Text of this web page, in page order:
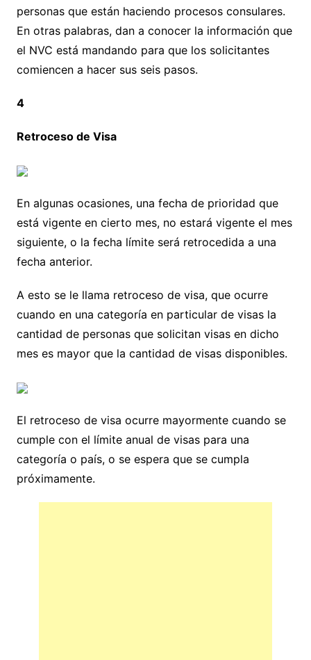
personas que están haciendo procesos consulares.
En otras palabras, dan a conocer la información que
el NVC está mandando para que los solicitantes
comiencen a hacer sus seis pasos.
4
Retroceso de Visa
En algunas ocasiones, una fecha de prioridad que
está vigente en cierto mes, no estará vigente el mes
siguiente, o la fecha límite será retrocedida a una
fecha anterior.
A esto se le llama retroceso de visa, que ocurre
cuando en una categoría en particular de visas la
cantidad de personas que solicitan visas en dicho
mes es mayor que la cantidad de visas disponibles.
El retroceso de visa ocurre mayormente cuando se
cumple con el límite anual de visas para una
categoría o país, o se espera que se cumpla
próximamente.